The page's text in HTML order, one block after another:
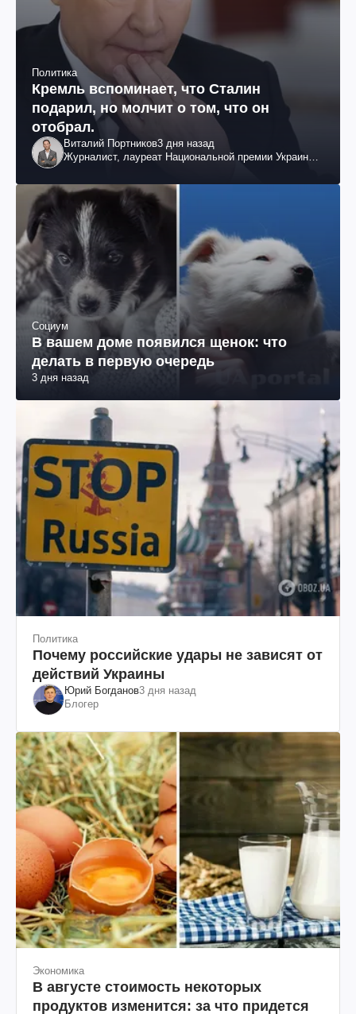
Политика
Кремль вспоминает, что Сталин
подарил, но молчит о том, что он
отобрал.
Виталий Портников3 дня назад
Журналист, лауреат Национальной премии Украины
Социум
В вашем доме появился щенок: что
делать в первую очередь
3 дня назад
Политика
Почему российские удары не зависят от
действий Украины
Юрий Богданов3 дня назад
Блогер
Экономика
В августе стоимость некоторых
продуктов изменится: за что придется